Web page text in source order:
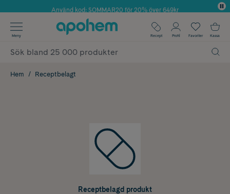
Använd kod: SOMMAR20 för 20% över 649kr
✓ Fri frakt
✓ Poäng på alla köp*
Meny Recept Profil Favoriter Kassa
Hem Receptbelagt
Receptbelagd produkt